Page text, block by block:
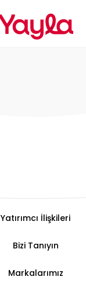
Yatırımcı İlişkileri
Bizi Tanıyın
Markalarımız